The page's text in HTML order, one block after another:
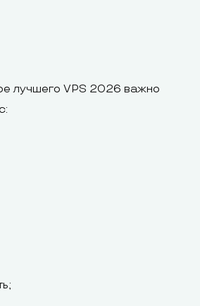
лучшего VPS 2026 важно